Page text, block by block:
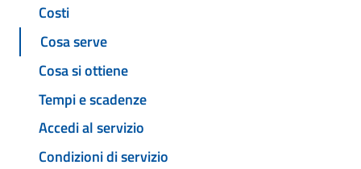
Costi
Cosa serve
Cosa si ottiene
Tempi e scadenze
Accedi al servizio
Condizioni di servizio